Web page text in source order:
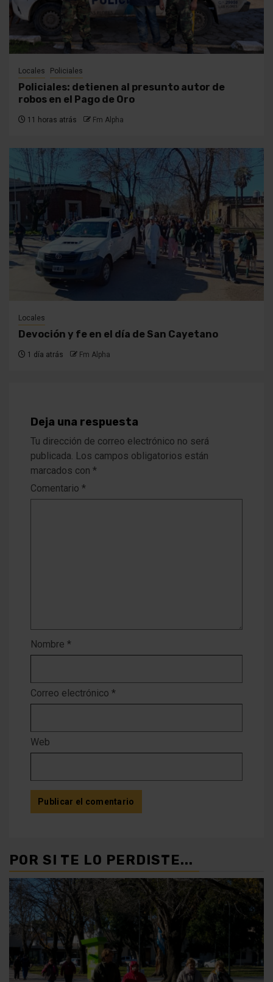
Locales Policiales
Policiales: detienen al presunto autor de
robos en el Pago de Oro
11 horas atrás Fm Alpha
Locales
Devoción y fe en el día de San Cayetano
1 día atrás Fm Alpha
Deja una respuesta
Tu dirección de correo electrónico no será
publicada. Los campos obligatorios están
marcados con *
Comentario *
Nombre *
Correo electrónico *
Web
POR SI TE LO PERDISTE...